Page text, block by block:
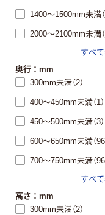
1400～1500mm未満（
2000～2100mm未満（
すべ
奥行：mm
300mm未満（2）
400～450mm未満（1）
450～500mm未満（3）
600～650mm未満（96
700～750mm未満（96
すべ
高さ：mm
300mm未満（2）